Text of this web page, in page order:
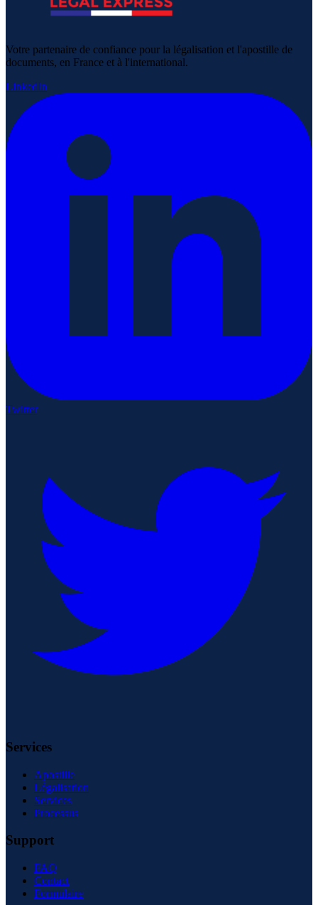
Votre partenaire de confiance pour la légalisation et l'apostille de
documents, en France et à l'international.
LinkedIn
Twitter
Services
Apostille
Légalisation
Services
Processus
Support
FAQ
Contact
Formulaire